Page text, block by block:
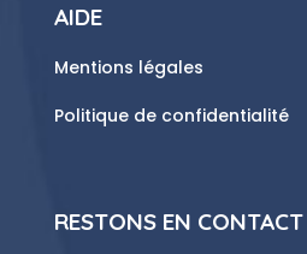
AIDE
Mentions légales
Politique de confidentialité
RESTONS EN CONTACT